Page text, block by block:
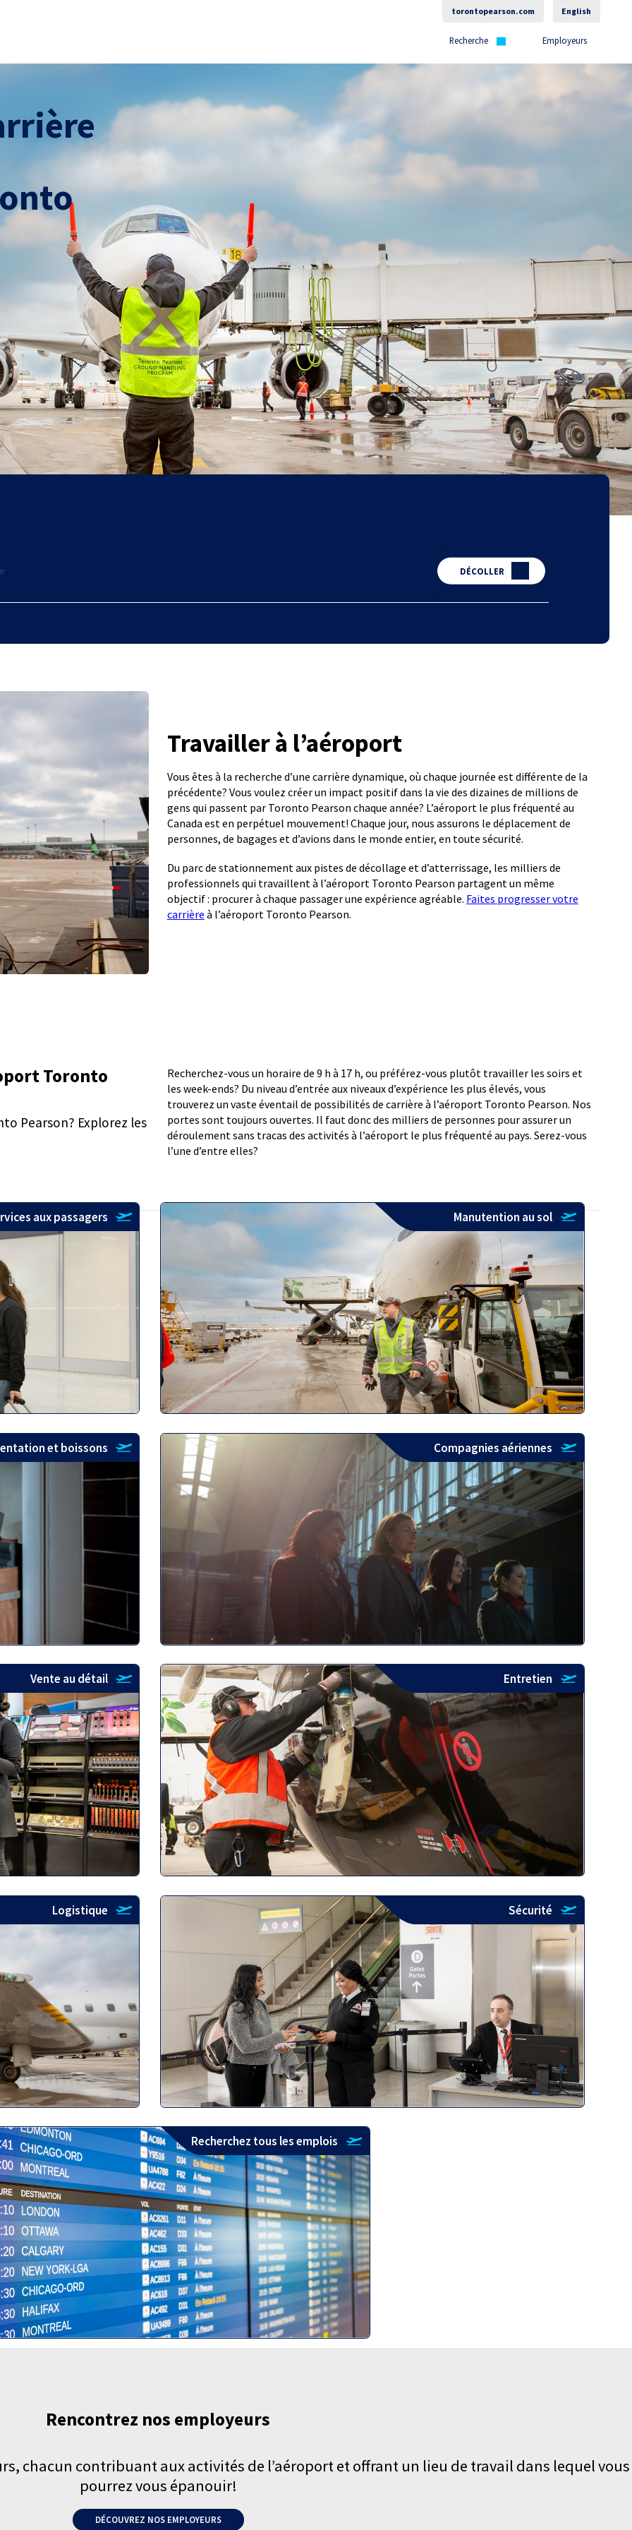
torontopearson.com English
Recherche Employeurs
DÉCOLLER
Travailler à l’aéroport
Vous êtes à la recherche d’une carrière dynamique, où chaque journée est différente de la
précédente? Vous voulez créer un impact positif dans la vie des dizaines de millions de
gens qui passent par Toronto Pearson chaque année? L’aéroport le plus fréquenté au
Canada est en perpétuel mouvement! Chaque jour, nous assurons le déplacement de
personnes, de bagages et d’avions dans le monde entier, en toute sécurité.
Du parc de stationnement aux pistes de décollage et d’atterrissage, les milliers de
professionnels qui travaillent à l’aéroport Toronto Pearson partagent un même
objectif : procurer à chaque passager une expérience agréable. Faites progresser votre
carrière à l’aéroport Toronto Pearson.
Toronto
Pearson? Explorez les
Recherchez-vous un horaire de 9 h à 17 h, ou préférez-vous plutôt travailler les soirs et
les week-ends? Du niveau d’entrée aux niveaux d’expérience les plus élevés, vous
trouverez un vaste éventail de possibilités de carrière à l’aéroport Toronto Pearson. Nos
portes sont toujours ouvertes. Il faut donc des milliers de personnes pour assurer un
déroulement sans tracas des activités à l’aéroport le plus fréquenté au pays. Serez-vous
l’une d’entre elles?
aux passagers Manutention au sol
et boissons Compagnies aériennes
Vente au détail Entretien
Logistique Sécurité
Recherchez tous les emplois
Rencontrez nos employeurs
chacun contribuant aux activités de l’aéroport et offrant un lieu de travail dans lequel vous
pourrez vous épanouir!
DÉCOUVREZ NOS EMPLOYEURS